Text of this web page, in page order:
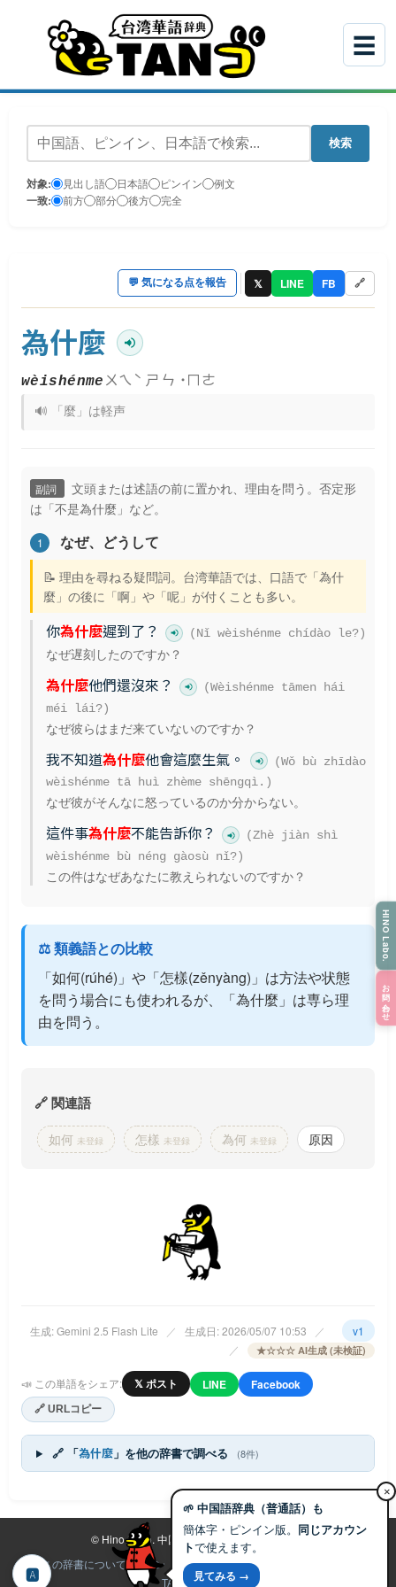
☰
検索
対象: 見出し語 日本語 ピンイン 例文
一致: 前方 部分 後方 完全
💬 気になる点を報告 𝕏 LINE FB 🔗
為什麼
wèishénme ㄨㄟˋ ㄕㄣ ˙ㄇㄜ
🔊 「麼」は軽声
副詞
文頭または述語の前に置かれ、理由を問う。否定形
は「不是為什麼」など。
1 なぜ、どうして
📝 理由を尋ねる疑問詞。台湾華語では、口語で「為什
麼」の後に「啊」や「呢」が付くことも多い。
你為什麼遲到了？ (Nǐ wèishénme chídào le?)
なぜ遅刻したのですか？
為什麼他們還沒來？
(Wèishénme tāmen hái
méi lái?)
なぜ彼らはまだ来ていないのですか？
我不知道為什麼他會這麼生氣。
(Wǒ bù zhīdào
wèishénme tā huì zhème shēngqì.)
なぜ彼がそんなに怒っているのか分からない。
這件事為什麼不能告訴你？
(Zhè jiàn shì
wèishénme bù néng gàosù nǐ?)
この件はなぜあなたに教えられないのですか？
⚖️ 類義語との比較
「如何(rúhé)」や「怎樣(zěnyàng)」は方法や状態
を問う場合にも使われるが、「為什麼」は専ら理
由を問う。
🔗 関連語
如何 未登録 怎樣 未登録 為何 未登録 原因
生成: Gemini 2.5 Flash Lite ／ 生成日: 2026/05/07 10:53 ／
v1
／
★☆☆☆ AI生成 (未検証)
📣 この単語をシェア: 𝕏 ポスト LINE Facebook
🔗 URLコピー
🔗 「為什麼」を他の辞書で調べる (8件)
HINO Labo.
お問い合わせ
© Hino Labo. 中国語辞典プロジェクト 2025-
この辞書について プラン ヘルプ 利用規約
TANゴペンギン
×
🌱 中国語辞典（普通話）も
簡体字・ピンイン版。 同じアカウン
トで使えます。
見てみる →
🅰